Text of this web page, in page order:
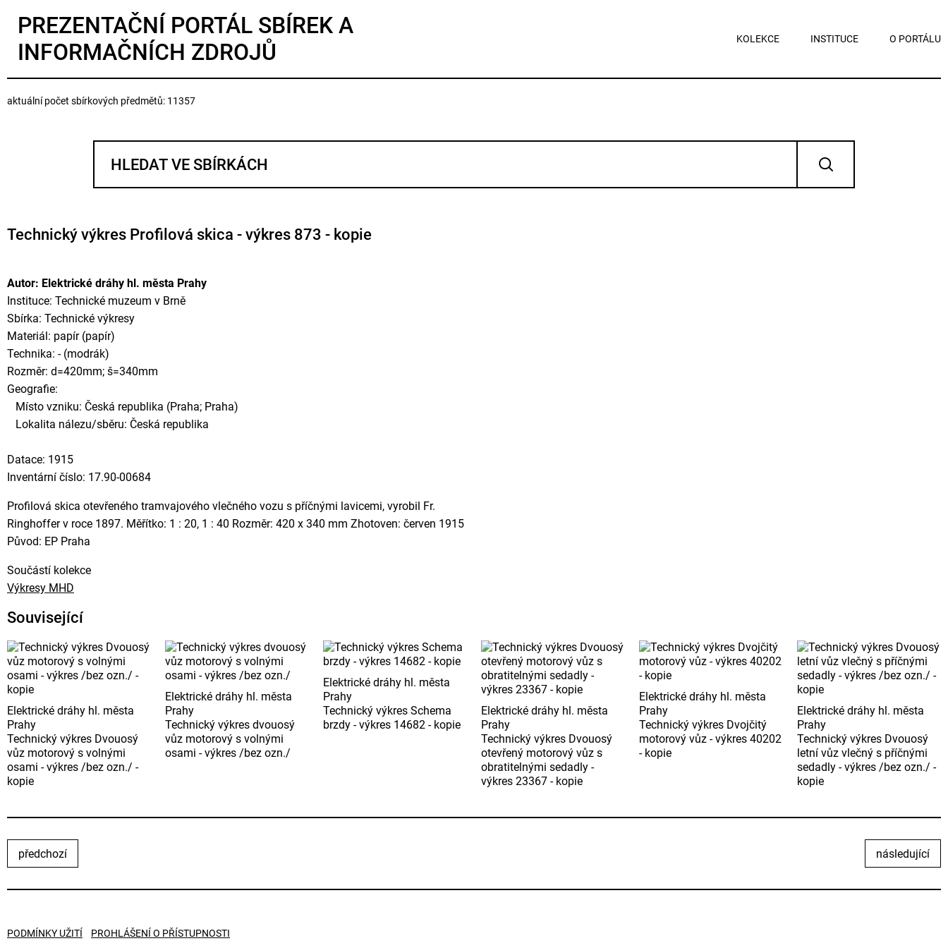
PREZENTAČNÍ PORTÁL SBÍREK A
INFORMAČNÍCH ZDROJŮ
KOLEKCE INSTITUCE O PORTÁLU
aktuální počet sbírkových předmětů: 11357
Technický výkres Profilová skica - výkres 873 - kopie
Autor: Elektrické dráhy hl. města Prahy
Instituce: Technické muzeum v Brně
Sbírka: Technické výkresy
Materiál: papír (papír)
Technika: - (modrák)
Rozměr: d=420mm; š=340mm
Geografie:
Místo vzniku: Česká republika (Praha; Praha)
Lokalita nálezu/sběru: Česká republika
Datace: 1915
Inventární číslo: 17.90-00684
Profilová skica otevřeného tramvajového vlečného vozu s příčnými lavicemi, vyrobil Fr.
Ringhoffer v roce 1897. Měřítko: 1 : 20, 1 : 40 Rozměr: 420 x 340 mm Zhotoven: červen 1915
Původ: EP Praha
Součástí kolekce
Výkresy MHD
Související
Elektrické dráhy hl. města
Prahy
Technický výkres Dvouosý
vůz motorový s volnými
osami - výkres /bez ozn./ -
kopie
Elektrické dráhy hl. města
Prahy
Technický výkres dvouosý
vůz motorový s volnými
osami - výkres /bez ozn./
Elektrické dráhy hl. města
Prahy
Technický výkres Schema
brzdy - výkres 14682 - kopie
Elektrické dráhy hl. města
Prahy
Technický výkres Dvouosý
otevřený motorový vůz s
obratitelnými sedadly -
výkres 23367 - kopie
Elektrické dráhy hl. města
Prahy
Technický výkres Dvojčitý
motorový vůz - výkres 40202
- kopie
Elektrické dráhy hl. města
Prahy
Technický výkres Dvouosý
letní vůz vlečný s příčnými
sedadly - výkres /bez ozn./ -
kopie
předchozí následující
PODMÍNKY UŽITÍ PROHLÁŠENÍ O PŘÍSTUPNOSTI